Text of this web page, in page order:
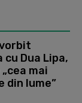
Dua Lipa,
mai
din lume”